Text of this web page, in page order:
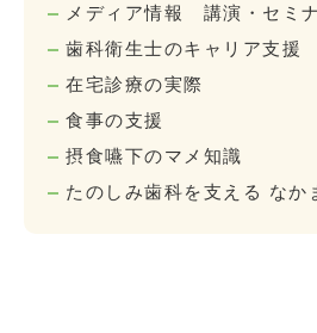
メディア情報 講演・セミ
歯科衛生士のキャリア支援
在宅診療の実際
食事の支援
摂食嚥下のマメ知識
たのしみ歯科を支える なか